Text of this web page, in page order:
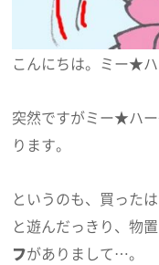
こんにちは。ミー★ハ
突然ですがミー★ハ
ります。
というのも、買った
と遊んだっきり、物
フがありまして…。